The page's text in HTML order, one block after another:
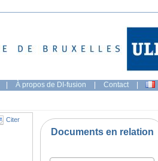
| À propos de DI-fusion | Contact |
Citer
Documents en relation